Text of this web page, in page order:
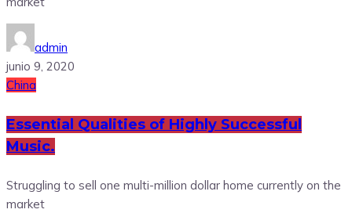
admin
junio 9, 2020
China
Essential Qualities of Highly Successful
Music.
Struggling to sell one multi-million dollar home currently on the
market